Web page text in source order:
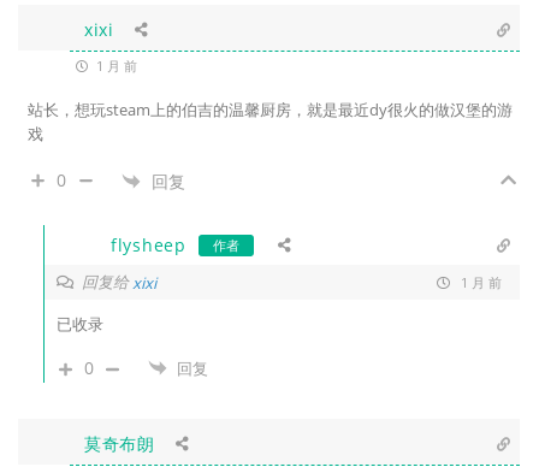
xixi
1 月 前
站长，想玩steam上的伯吉的温馨厨房，就是最近dy很火的做汉堡的游
戏
0 回复
flysheep 作者
回复给xixi 1 月 前
已收录
0 回复
莫奇布朗